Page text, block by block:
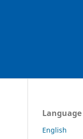
Language
English